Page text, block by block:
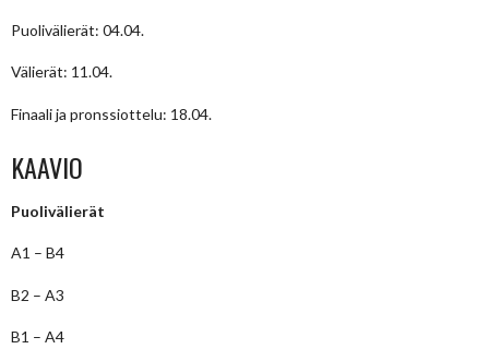
Puolivälierät: 04.04.
Välierät: 11.04.
Finaali ja pronssiottelu: 18.04.
KAAVIO
Puolivälierät
A1 – B4
B2 – A3
B1 – A4